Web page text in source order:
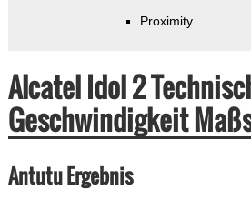
Proximity
Alcatel Idol 2
Geschwindigkeit
Antutu Ergebnis